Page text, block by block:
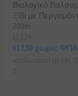
Βιολογικό
Ξίδι με
200ml
€17,30 χωρίς ΦΠΑ